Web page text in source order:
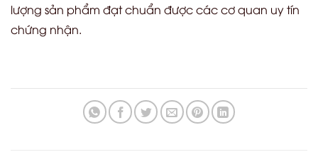
lượng sản phẩm đạt chuẩn được các cơ quan uy tín
chứng nhận.